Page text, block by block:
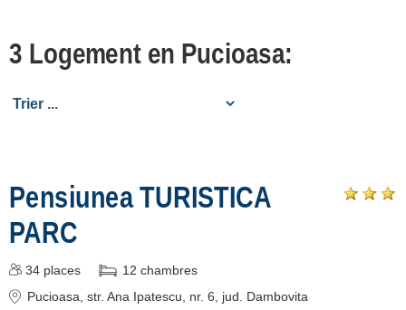
3 Logement en Pucioasa:
Pensiunea TURISTICA
PARC
34 places 12 chambres
Pucioasa , str. Ana Ipatescu, nr. 6 , jud. Dambovita
[1 offers à 16.6 km]
[1 offers à 17.1 km]
de cazare
despre C A R T A ®
contact